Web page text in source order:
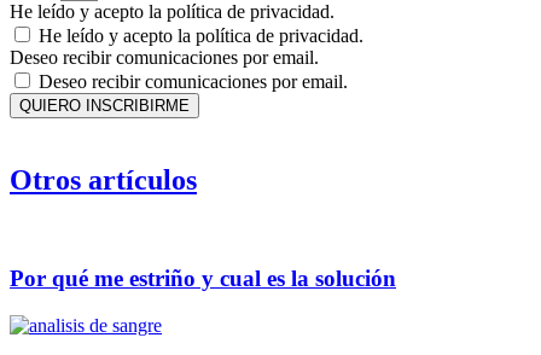
He leído y acepto la política de privacidad.
He leído y acepto la política de privacidad.
Deseo recibir comunicaciones por email.
Deseo recibir comunicaciones por email.
QUIERO INSCRIBIRME
Otros artículos
Por qué me estriño y cual es la solución